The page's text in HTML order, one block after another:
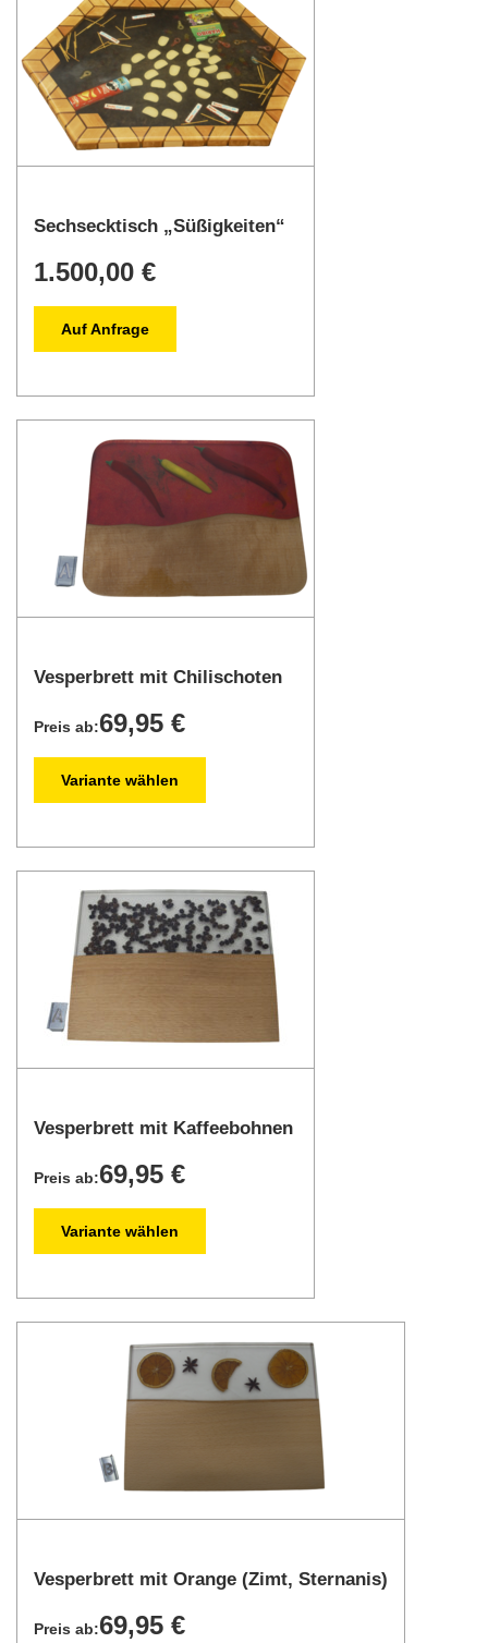
Sechsecktisch „Süßigkeiten“
1.500,00 €
Auf Anfrage
Vesperbrett mit Chilischoten
Preis ab:69,95 €
Variante wählen
Vesperbrett mit Kaffeebohnen
Preis ab:69,95 €
Variante wählen
Vesperbrett mit Orange (Zimt, Sternanis)
Preis ab:69,95 €